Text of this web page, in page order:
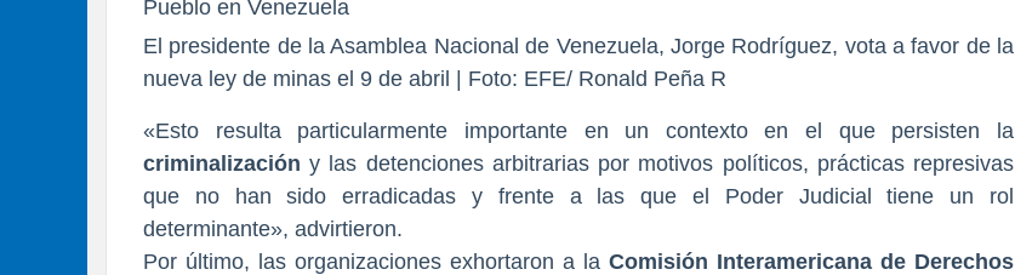
El presidente de la Asamblea Nacional de Venezuela, Jorge Rodríguez, vota a favor de la
nueva ley de minas el 9 de abril | Foto: EFE/ Ronald Peña R
«Esto resulta particularmente importante en un contexto en el que persisten la
criminalización y las detenciones arbitrarias por motivos políticos, prácticas represivas
que no han sido erradicadas y frente a las que el Poder Judicial tiene un rol
determinante», advirtieron.
Por último, las organizaciones exhortaron a la Comisión Interamericana de Derechos